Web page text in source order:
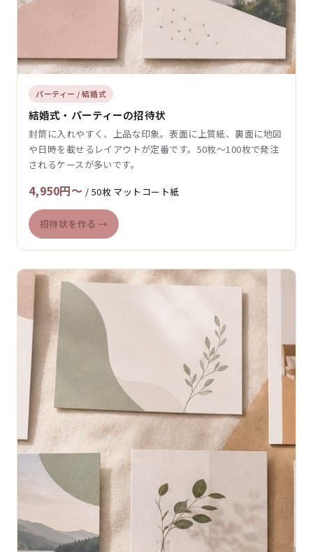
パーティー / 結婚式
結婚式・パーティーの招待状
封筒に入れやすく、上品な印象。表面に上質紙、裏面に地図
や日時を載せるレイアウトが定番です。50枚〜100枚で発注
されるケースが多いです。
4,950円〜 / 50枚 マットコート紙
招待状を作る →